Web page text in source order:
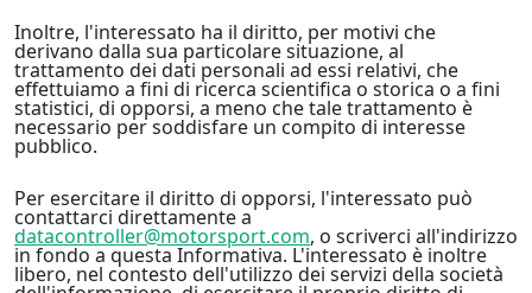
Inoltre, l'interessato ha il diritto, per motivi che
derivano dalla sua particolare situazione, al
trattamento dei dati personali ad essi relativi, che
effettuiamo a fini di ricerca scientifica o storica o a fini
statistici, di opporsi, a meno che tale trattamento è
necessario per soddisfare un compito di interesse
pubblico.
Per esercitare il diritto di opporsi, l'interessato può
contattarci direttamente a
datacontroller@motorsport.com, o scriverci all'indirizzo
in fondo a questa Informativa. L'interessato è inoltre
libero, nel contesto dell'utilizzo dei servizi della società